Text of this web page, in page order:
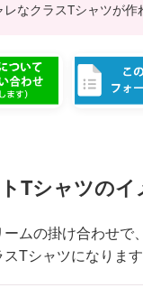
なクラスTシャツが作
Tシャツのイ
ムの掛け合わせで
Tシャツになります